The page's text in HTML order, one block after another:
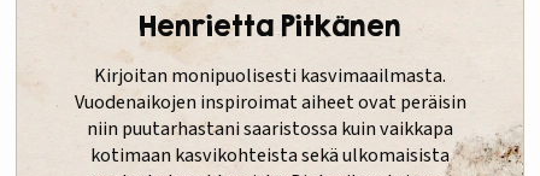
Henrietta Pitkänen
Kirjoitan monipuolisesti kasvimaailmasta.
Vuodenaikojen inspiroimat aiheet ovat peräisin
niin puutarhastani saaristossa kuin vaikkapa
kotimaan kasvikohteista sekä ulkomaisista